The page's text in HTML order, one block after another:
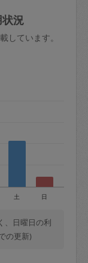
＝依頼
始の場
金額の
＝依頼
るので
：初めて
況
しています。
土 日
、日曜日の利
の更新)